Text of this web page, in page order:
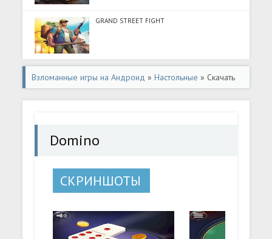
GRAND STREET FIGHT
Взломанные игры на Андроид »Настольные » Скачать
Domino (Много денег) на Андроид
Domino
СКРИНШОТЫ